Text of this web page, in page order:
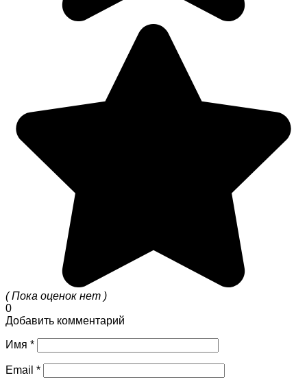
( Пока оценок нет )
0
Добавить комментарий
Имя *
Email *